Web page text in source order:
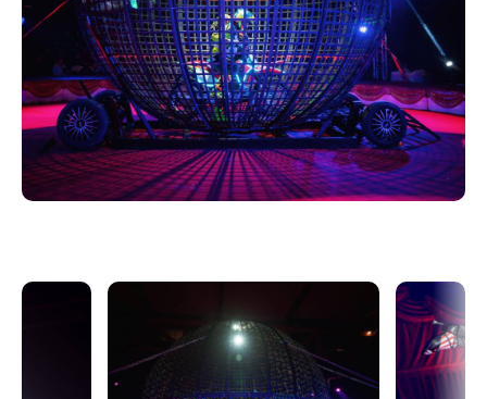
jusqu’à faire briller à nouveau tout le cirque.
ILLUMO – La lumière renaît sur la piste